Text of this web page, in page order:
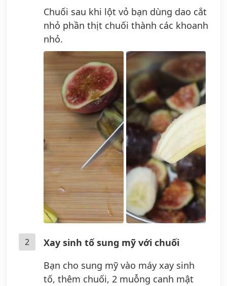
Chuối sau khi lột vỏ bạn dùng dao cắt
nhỏ phần thịt chuối thành các khoanh
nhỏ.
2
Xay sinh tố sung mỹ với chuối
Bạn cho sung mỹ vào máy xay sinh
tố, thêm chuối, 2 muỗng canh mật